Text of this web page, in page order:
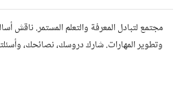
مجتمع لتبادل المعرفة والتعلم المستمر. ناقش
وتطوير المهارات. شارك دروسك، نصائحك،